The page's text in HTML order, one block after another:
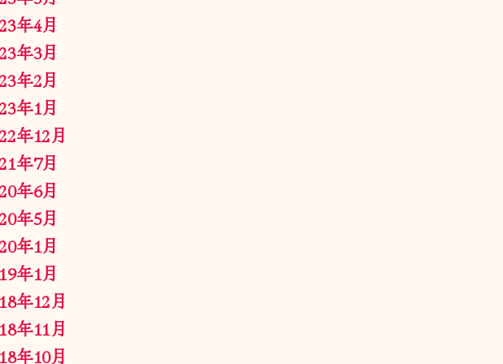
年4月
年3月
年2月
年1月
年12月
年7月
年6月
年5月
年1月
年1月
年12月
年11月
年10月